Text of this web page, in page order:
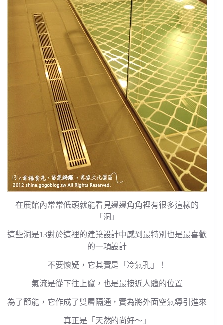
在展館內常常低頭就能看見邊邊角角裡有很多這樣的
「洞」
這些洞是13對於這裡的建築設計中感到最特別也是最喜歡
的一項設計
不要懷疑，它其實是「冷氣孔」！
氣流是從下往上竄，也是最接近人體的位置
為了節能，它作成了雙層隔通，實為將外面空氣導引進來
真正是「天然的尚好～」